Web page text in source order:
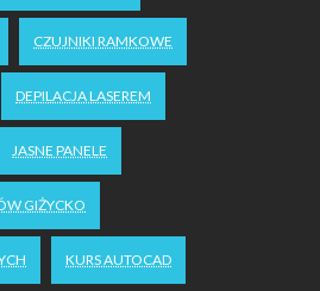
CZUJNIKI RAMKOWE
DEPILACJA LASEREM
JASNE PANELE
GIŻYCKO
KURS AUTOCAD